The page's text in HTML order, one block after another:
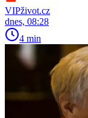
VIPživot.cz
dnes, 08:28
4 min